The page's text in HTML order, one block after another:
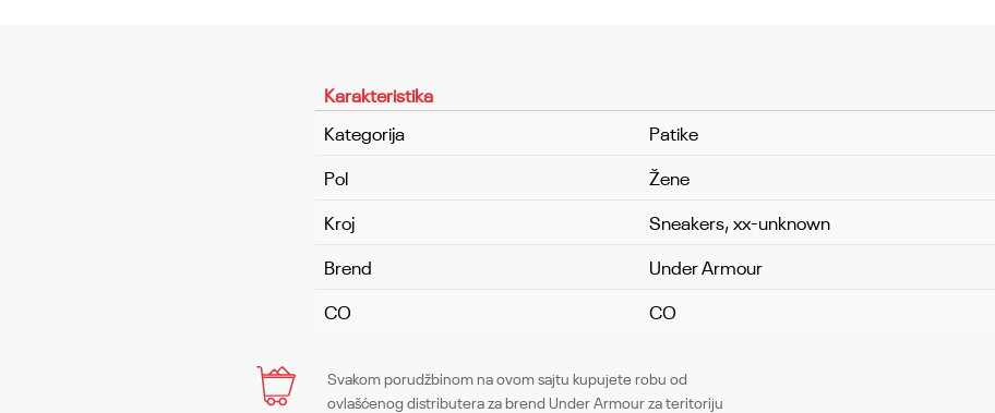
Karakteristika
Kategorija
Patike
Pol
Žene
Kroj
Sneakers, xx-unknown
Brend
Under Armour
CO
CO
Svakom porudžbinom na ovom sajtu kupujete robu od
ovlašćenog distributera za brend Under Armour za teritoriju